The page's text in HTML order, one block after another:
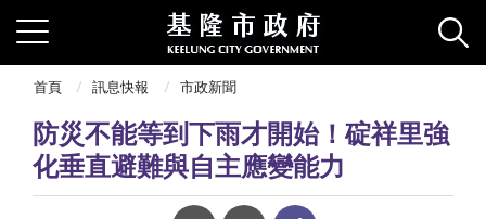
首頁 訊息快報 市政新聞
防災不能等到下雨才開始！碇祥里強
化垂直避難與自主應變能力